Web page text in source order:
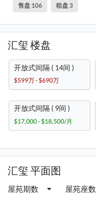
售盘 106 租盘 3
汇玺 楼盘
开放式间隔 ( 14间 )
$599万 - $690万
开放式间隔 ( 9间 )
$17,000 - $18,500/月
汇玺 平面图
屋苑期数 屋苑座数